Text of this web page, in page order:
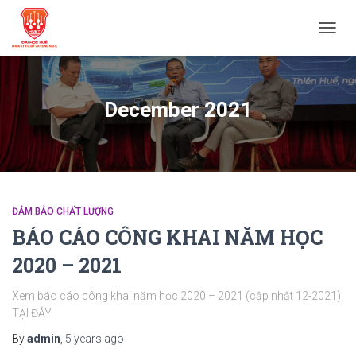
December 2021
ĐẢM BẢO CHẤT LƯỢNG
BÁO CÁO CÔNG KHAI NĂM HỌC
2020 – 2021
Xem báo cáo công khai năm học 2020 – 2021 (cập nhật 12-2021)
TẠI ĐÂY
Byadmin 5 years ago